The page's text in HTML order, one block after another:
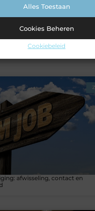
Alles Toestaan
Cookies Beheren
Cookiebeleid
de buitenlucht: een keuken
afwisseling, contact en